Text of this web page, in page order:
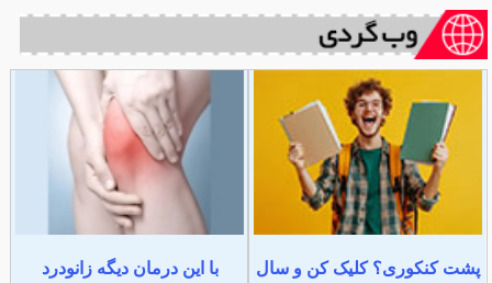
پشت کنکوری؟ کلیک کن و سال
با این درمان دیگه زانودرد